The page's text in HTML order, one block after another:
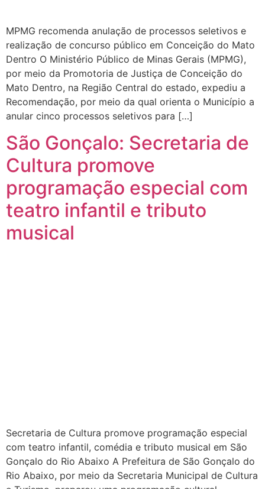
MPMG recomenda anulação de processos seletivos e
realização de concurso público em Conceição do Mato
Dentro O Ministério Público de Minas Gerais (MPMG),
por meio da Promotoria de Justiça de Conceição do
Mato Dentro, na Região Central do estado, expediu a
Recomendação, por meio da qual orienta o Município a
anular cinco processos seletivos para […]
São Gonçalo: Secretaria de
Cultura promove
programação especial com
teatro infantil e tributo
musical
Secretaria de Cultura promove programação especial
com teatro infantil, comédia e tributo musical em São
Gonçalo do Rio Abaixo A Prefeitura de São Gonçalo do
Rio Abaixo, por meio da Secretaria Municipal de Cultura